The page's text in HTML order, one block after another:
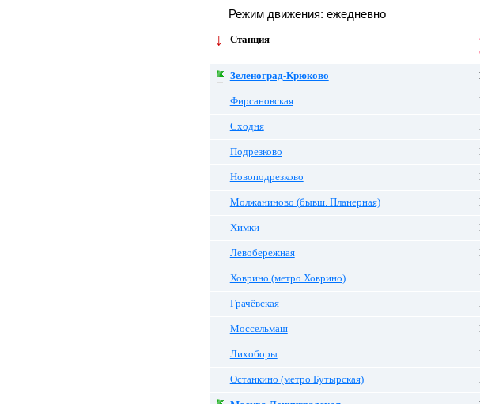
Режим движения: ежедневно
Станция
Зеленоград-Крюково
Фирсановская
Сходня
Подрезково
Новоподрезково
Молжаниново (бывш. Планерная)
Химки
Левобережная
Ховрино (метро Ховрино)
Грачёвская
Моссельмаш
Лихоборы
Останкино (метро Бутырская)